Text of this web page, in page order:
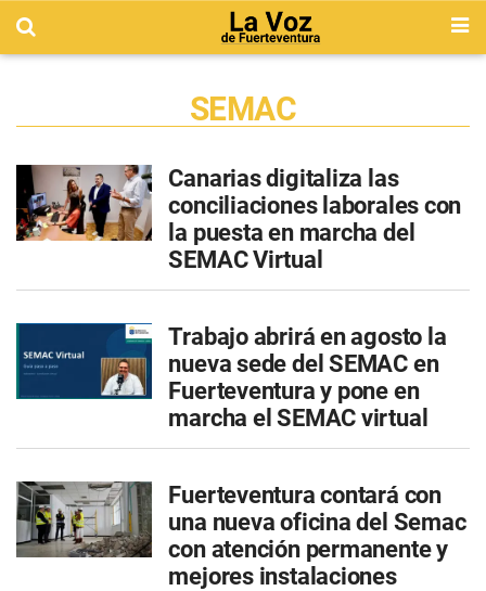
SEMAC
Canarias digitaliza las
conciliaciones laborales con
la puesta en marcha del
SEMAC Virtual
Trabajo abrirá en agosto la
nueva sede del SEMAC en
Fuerteventura y pone en
marcha el SEMAC virtual
Fuerteventura contará con
una nueva oficina del Semac
con atención permanente y
mejores instalaciones